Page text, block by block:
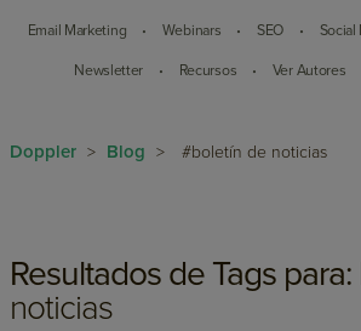
Email Marketing • Webinars • SEO • Social
Newsletter • Recursos • Ver Autores
Doppler > Blog > #boletín de noticias
Resultados de Tags para:
noticias